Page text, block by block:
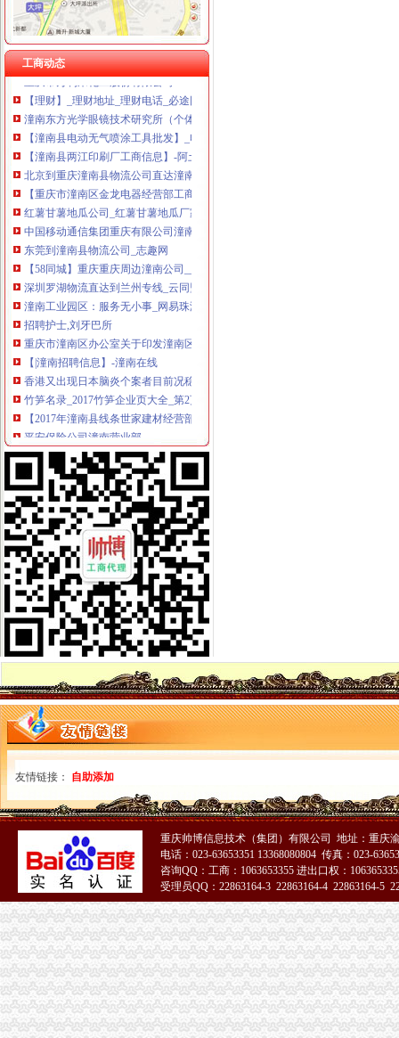
工商动态
北京瑞美迅博国际商务有限公司-中国贸易网-会员网站
约汇头条：[旭源农业：]生姜取得绿食品_搜狐健康_搜狐网
【重庆潼南县其他批发企业名录】_顺企网
重庆市万利来化工股份有限公司
【理财】_理财地址_理财电话_必途网
潼南东方光学眼镜技术研究所（个体经营）简介,地址,网站,联系方
【潼南县电动无气喷涂工具批发】_电动无气喷涂工具厂家_电动无气
【潼南县两江印刷厂工商信息】-阿土伯工商信息查询
北京到重庆潼南县物流公司直达潼南县物流-物流运输-中国五金商机网！
【重庆市潼南区金龙电器经营部工商信息】-阿土伯工商信息查询
红薯甘薯地瓜公司_红薯甘薯地瓜厂家_公司页-阿里巴巴
中国移动通信集团重庆有限公司潼南分公司-页
东莞到潼南县物流公司_志趣网
【58同城】重庆重庆周边潼南公司__公积金公司
深圳罗湖物流直达到兰州专线_云同盟
潼南工业园区：服务无小事_网易珠海房产频道
招聘护士,刘牙巴所
重庆市潼南区办公室关于印发潼南区进一步推动企业改制上市
【|潼南招聘信息】-潼南在线
香港又出现日本脑炎个案者目前况稳定-新闻频道-华龙网
竹笋名录_2017竹笋企业页大全_第2页_商务联盟网
【2017年潼南县线条世家建材经营部新招聘信息_电话_地址】-赶集网
平安保险公司潼南营业部
重庆洪华有限公司换发《品经营许可证》、《品经营质量管
【安贷客】_安贷客地址_安贷客电话_必途网
重庆市潼南县厂家_重庆市潼南县厂家/公司-阿里巴巴公司页
潼南县商铺装修报价_潼南县商铺装修报价清单
租售转让|重庆|重庆市_凤凰资讯
“潼南绿”为何惹人爱？-头条-潼南网
健能绿都_详细信息_腾讯房产
重庆凉风垭
【成都到重庆潼南县物流专线】成都市方赢物流有限公司-中国物通网
【《潼南县个人】{}【潼南县】{（）}【潼南县公司》】
重庆市潼南区志鑫林业发展有限公司
企业介绍-重庆市潼南区团结畜禽养殖专业合作社
重庆市潼南区书学府47个平方的房子装修和家具总共大概要多少钱呢
“潼南绿”为何惹人爱？跟随记者去-综合-潼南网
筹集20多万善款重庆潼南这群志愿者给先天无肛门女童新生(组图)_
上海到潼南搬家公司/专线物流-供应信息-环球经贸网
潼南县建辉建筑装饰工程有限公司报价单_重庆装修报价-装酷网
重庆市潼南区志鑫林业发展有限公司_阿里巴巴旺铺
约汇头条：[旭源农业：]生姜取得绿食品_搜狐健康_搜狐网
潼南县古溪镇双龙中学_互动百科
页_忠县忠州镇第四小学校后勤综合服务部
NP120-12冠（CHAMPION）蓄电池12V120AH批发价_配件耗材_
重庆市潼南电力公司三块石发电厂2017招聘信息_电话_地址-中华英才
潼南无地址注册公司
【供应北京到重庆潼南县物流公司】-生意地
潼南县群力镇牵牛村村道公路建设工程施工招标公告_公路工程_施工类
杭州近江小区开荒保洁公司电话
铜川拆除55米锅炉烟囱公司≥请咨询_乐收
公司评论
重庆市潼南区豪餐饮娱乐有限公司
北京瑞美迅博国际商务有限公司-中国贸易网-会员网站
约汇头条：[旭源农业：]生姜取得绿食品_搜狐健康_搜狐网
友情链接： 自助添加
重庆帅博信息技术（集团）有限公司 地址：重庆
电话：023-63653351 13368080804 传真：023-
咨询QQ：工商：1063653355 进出口权：
受理员QQ：22863164-3 22863164-4 22863164-5